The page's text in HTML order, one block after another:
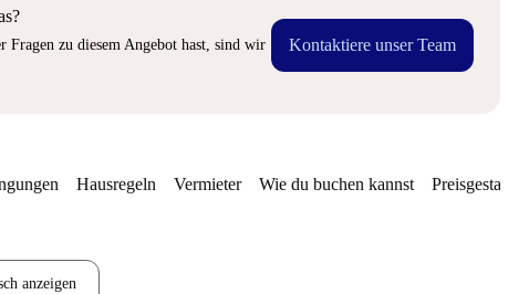
Fragen zu diesem Angebot hast, sind wir
Kontaktiere unser Team
Hausregeln Vermieter Wie du buchen kannst Preisgestaltung
anzeigen